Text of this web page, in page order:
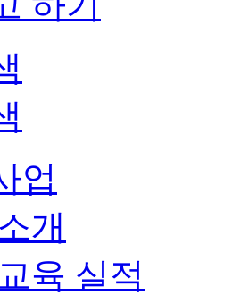
업
개
육 실적